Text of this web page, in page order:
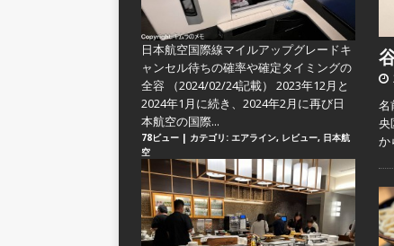
日本航空国際線マイルアップグレードキ
ャンセル待ちの確率や確定タイミングの
全容
（2024/02/24記載） 2023年12月と
2024年1月に続き、2024年2月に再び日
本航空の国際...
78ビュー | カテゴリ: エアライン, レビュー, 日本航
空
名
央
か